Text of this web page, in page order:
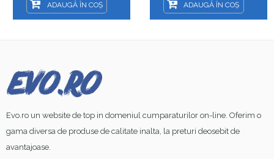
ADAUGĂ ÎN COȘ ADAUGĂ ÎN COȘ
Evo.ro un website de top in domeniul cumparaturilor on-line. Oferim o
gama diversa de produse de calitate inalta, la preturi deosebit de
avantajoase.